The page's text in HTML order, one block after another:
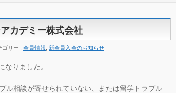
カデミー株式会社
ゴリー : 会員情報 新会員入会のお知らせ
なりました。
ル相談が寄せられていない、または留学トラブル